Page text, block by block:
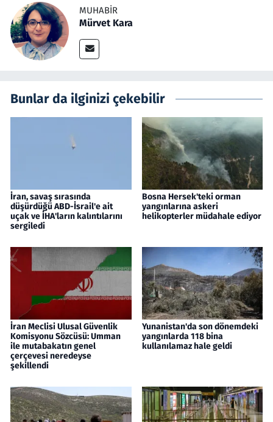
MUHABIR
Mürvet Kara
Bunlar da ilginizi çekebilir
İran, savaş sırasında
düşürdüğü ABD-İsrail'e ait
uçak ve İHA'ların kalıntılarını
sergiledi
Bosna Hersek'teki orman
yangınlarına askeri
helikopterler müdahale ediyor
İran Meclisi Ulusal Güvenlik
Komisyonu Sözcüsü: Umman
ile mutabakatın genel
çerçevesi neredeyse
şekillendi
Yunanistan'da son dönemdeki
yangınlarda 118 bina
kullanılamaz hale geldi